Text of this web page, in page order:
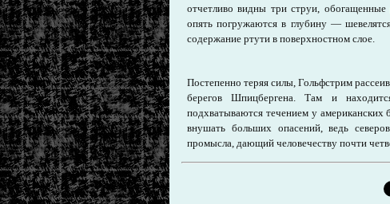
отчетливо видны три струи, обогащенные
опять погружаются в глубину —
содержание ртути в поверхностном слое.
Постепенно теряя силы, Гольфстрим
берегов Шпицбергена. Там и
подхватываются течением у американских
внушать больших опасений, ведь
промысла, дающий человечеству почти